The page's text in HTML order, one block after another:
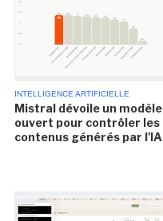
INTELLIGENCE ARTIFICIELLE
Mistral dévoile un modèle
ouvert pour contrôler les
contenus générés par l'IA